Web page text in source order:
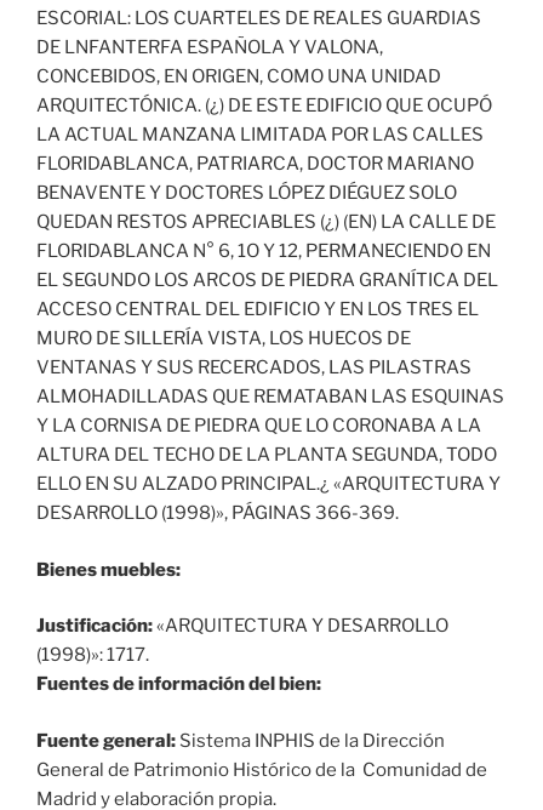
ESCORIAL: LOS CUARTELES DE REALES GUARDIAS
DE LNFANTERFA ESPAÑOLA Y VALONA,
CONCEBIDOS, EN ORIGEN, COMO UNA UNIDAD
ARQUITECTÓNICA. (¿) DE ESTE EDIFICIO QUE OCUPÓ
LA ACTUAL MANZANA LIMITADA POR LAS CALLES
FLORIDABLANCA, PATRIARCA, DOCTOR MARIANO
BENAVENTE Y DOCTORES LÓPEZ DIÉGUEZ SOLO
QUEDAN RESTOS APRECIABLES (¿) (EN) LA CALLE DE
FLORIDABLANCA N° 6, 1O Y 12, PERMANECIENDO EN
EL SEGUNDO LOS ARCOS DE PIEDRA GRANÍTICA DEL
ACCESO CENTRAL DEL EDIFICIO Y EN LOS TRES EL
MURO DE SILLERÍA VISTA, LOS HUECOS DE
VENTANAS Y SUS RECERCADOS, LAS PILASTRAS
ALMOHADILLADAS QUE REMATABAN LAS ESQUINAS
Y LA CORNISA DE PIEDRA QUE LO CORONABA A LA
ALTURA DEL TECHO DE LA PLANTA SEGUNDA, TODO
ELLO EN SU ALZADO PRINCIPAL.¿ «ARQUITECTURA Y
DESARROLLO (1998)», PÁGINAS 366-369.
Bienes muebles:
Justificación:«ARQUITECTURA Y DESARROLLO
(1998)»: 1717.
Fuentes de información del bien:
Fuente general: Sistema INPHIS de la Dirección
General de Patrimonio Histórico de la Comunidad de
Madrid y elaboración propia.